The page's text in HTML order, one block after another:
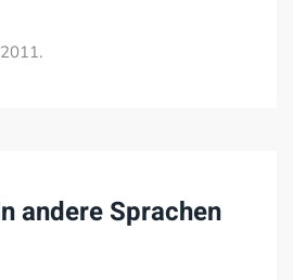
andere Sprachen